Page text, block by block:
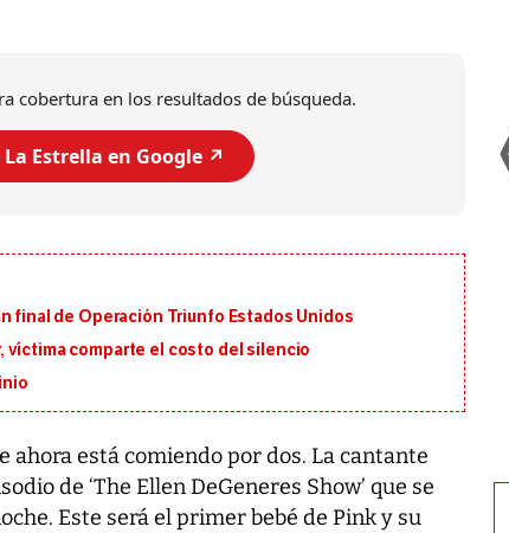
cobertura en los resultados de búsqueda.
Estrella en Google ↗️
final de Operación Triunfo Estados Unidos
víctima comparte el costo del silencio
ahora está comiendo por dos. La cantante
de ‘The Ellen DeGeneres Show’ que se
Este será el primer bebé de Pink y su
al sur de Japón, provocando una